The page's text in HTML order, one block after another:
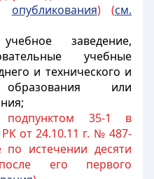
опубликования) (см.
заведение,
учебные
и технического и
образования или
подпунктом 35-1 в
РК от 24.10.11 г. № 487-
истечении десяти
его первого